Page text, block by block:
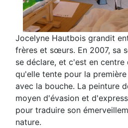
Jocelyne Hautbois grandit
frères et sœurs. En 2007, sa
se déclare, et c'est en centre
qu'elle tente pour la
avec la bouche. La peinture
moyen d'évasion et
pour traduire son
nature.